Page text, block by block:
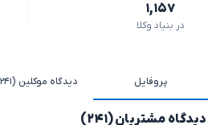
۱,۱۵۷
در بنیاد وکلا
پروفایل دیدگاه موکلین (۲۴۱)
دیدگاه مشتریان (۲۴۱)